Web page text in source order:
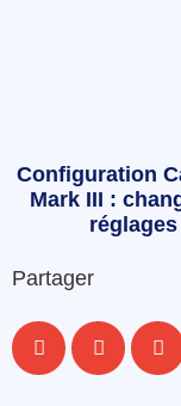
Configuration
Mark III :
réglages
Partager